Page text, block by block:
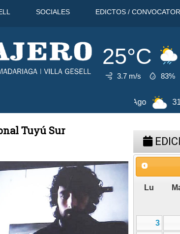
SOCIALES EDICTOS /
25°C
3.7 m/s 83%
31°C
Tuyú Sur
Lu
3